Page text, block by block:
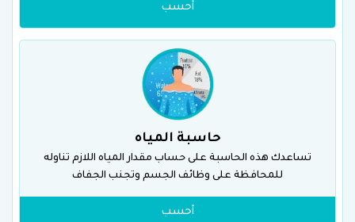
أحسب
حاسبة المياه
تساعدك هذه الحاسبة على حساب مقدار المياه اللازم تناوله
للمحافظة على وظائف الجسم وتجنب الجفاف
أحسب